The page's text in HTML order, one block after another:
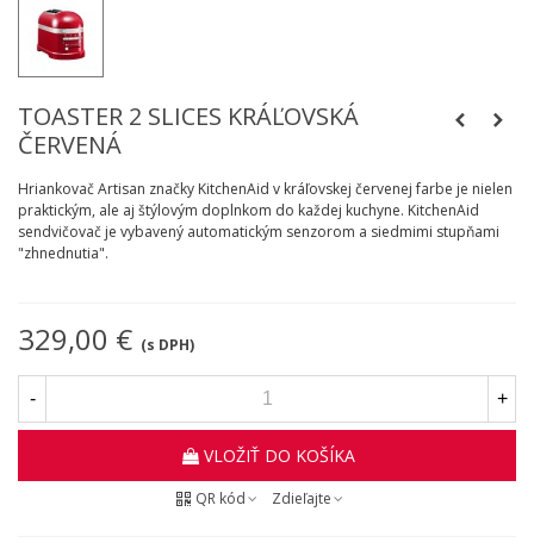
TOASTER 2 SLICES KRÁĽOVSKÁ
ČERVENÁ
Hriankovač Artisan značky KitchenAid v kráľovskej červenej farbe je nielen
praktickým, ale aj štýlovým doplnkom do každej kuchyne. KitchenAid
sendvičovač je vybavený automatickým senzorom a siedmimi stupňami
"zhnednutia".
329,00 € (s DPH)
- +
VLOŽIŤ DO KOŠÍKA
QR kód Zdieľajte